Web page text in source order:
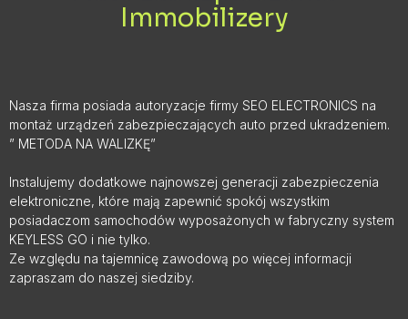
Immobilizery
Nasza firma posiada autoryzacje firmy SEO ELECTRONICS na
montaż urządzeń zabezpieczających auto przed ukradzeniem.
” METODA NA WALIZKĘ”
Instalujemy dodatkowe najnowszej generacji zabezpieczenia
elektroniczne, które mają zapewnić spokój wszystkim
posiadaczom samochodów wyposażonych w fabryczny system
KEYLESS GO i nie tylko.
Ze względu na tajemnicę zawodową po więcej informacji
zapraszam do naszej siedziby.